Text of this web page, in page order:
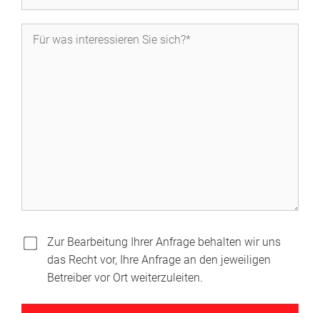
Zur Bearbeitung Ihrer Anfrage behalten wir uns
das Recht vor, Ihre Anfrage an den jeweiligen
Betreiber vor Ort weiterzuleiten.